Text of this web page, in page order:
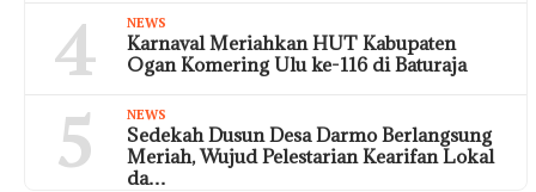
4 NEWS
Karnaval Meriahkan HUT Kabupaten
Ogan Komering Ulu ke-116 di Baturaja
5 NEWS
Sedekah Dusun Desa Darmo Berlangsung
Meriah, Wujud Pelestarian Kearifan Lokal
da…